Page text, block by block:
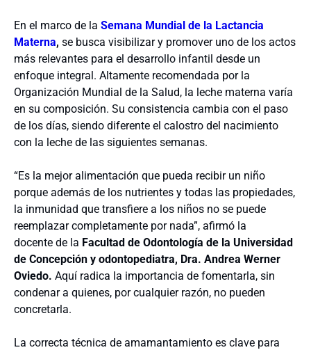
En el marco de la Semana Mundial de la Lactancia
Materna, se busca visibilizar y promover uno de los actos
más relevantes para el desarrollo infantil desde un
enfoque integral. Altamente recomendada por la
Organización Mundial de la Salud, la leche materna varía
en su composición. Su consistencia cambia con el paso
de los días, siendo diferente el calostro del nacimiento
con la leche de las siguientes semanas.
“Es la mejor alimentación que pueda recibir un niño
porque además de los nutrientes y todas las propiedades,
la inmunidad que transfiere a los niños no se puede
reemplazar completamente por nada”, afirmó la
docente de la Facultad de Odontología de la Universidad
de Concepción y odontopediatra, Dra. Andrea Werner
Oviedo. Aquí radica la importancia de fomentarla, sin
condenar a quienes, por cualquier razón, no pueden
concretarla.
La correcta técnica de amamantamiento es clave para